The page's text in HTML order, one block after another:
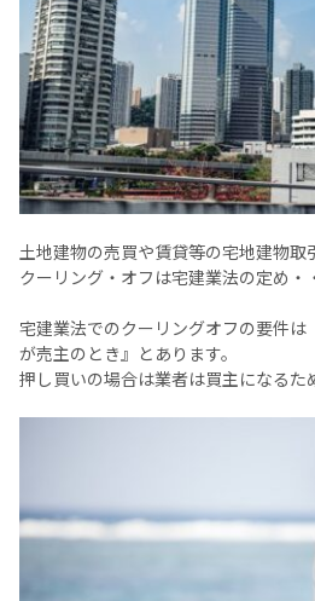
土地建物の売買や賃貸等の宅地建物取
クーリング・オフは宅建業法の定め・
宅建業法でのクーリングオフの要件
が売主のとき』とあります。
押し買いの場合は業者は買主になるた